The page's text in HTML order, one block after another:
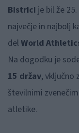
Bistrici je bil že
največje in najbolj
del World
Na dogodku je
15 držav, vključno
številnimi
atletike.